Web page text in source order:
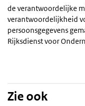
de verantwoordelijke
verantwoordelijkheid
persoonsgegevens
Rijksdienst voor
Zie ook